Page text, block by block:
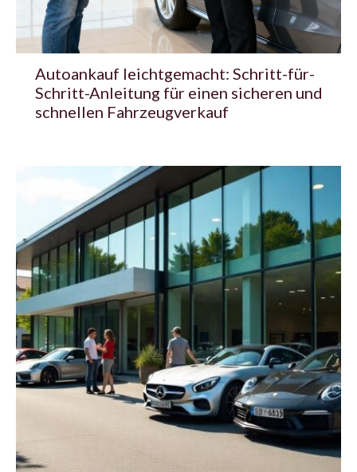
Autoankauf leichtgemacht: Schritt-für-
Schritt-Anleitung für einen sicheren und
schnellen Fahrzeugverkauf